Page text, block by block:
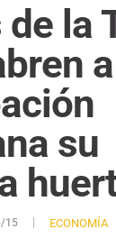
la
su
15 | ECONOMÍA